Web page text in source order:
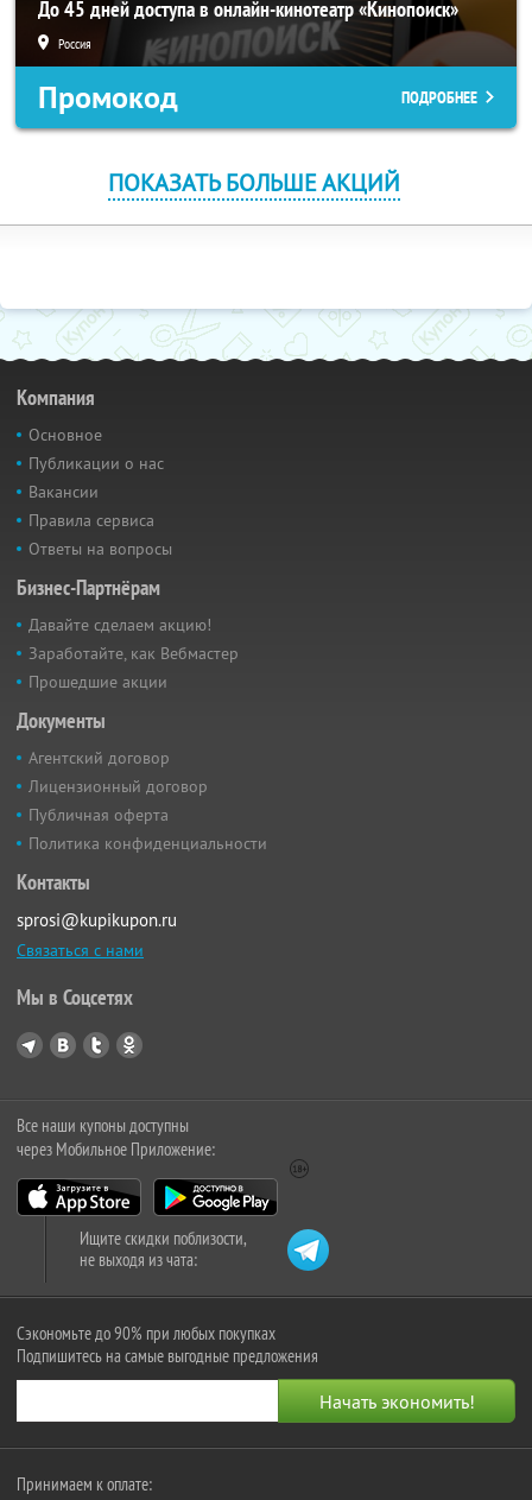
До 45 дней доступа в онлайн-кинотеатр «Кинопоиск»
Россия
Промокод ПОДРОБНЕЕ
ПОКАЗАТЬ БОЛЬШЕ АКЦИЙ
Компания
Основное
Публикации о нас
Вакансии
Правила сервиса
Ответы на вопросы
Бизнес-Партнёрам
Давайте сделаем акцию!
Заработайте, как Вебмастер
Прошедшие акции
Документы
Агентский договор
Лицензионный договор
Публичная оферта
Политика конфиденциальности
Контакты
sprosi@kupikupon.ru
Связаться с нами
Мы в Соцсетях
Все наши купоны доступны
через Мобильное Приложение:
Ищите скидки поблизости,
не выходя из чата:
Сэкономьте до 90% при любых покупках
Подпишитесь на самые выгодные предложения
Принимаем к оплате: